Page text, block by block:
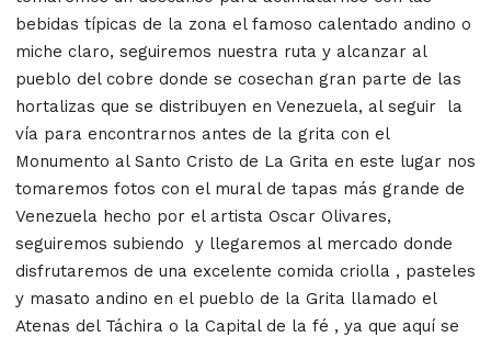
bebidas típicas de la zona el famoso calentado andino o
miche claro, seguiremos nuestra ruta y alcanzar al
pueblo del cobre donde se cosechan gran parte de las
hortalizas que se distribuyen en Venezuela, al seguir la
vía para encontrarnos antes de la grita con el
Monumento al Santo Cristo de La Grita en este lugar nos
tomaremos fotos con el mural de tapas más grande de
Venezuela hecho por el artista Oscar Olivares,
seguiremos subiendo y llegaremos al mercado donde
disfrutaremos de una excelente comida criolla , pasteles
y masato andino en el pueblo de la Grita llamado el
Atenas del Táchira o la Capital de la fé , ya que aquí se